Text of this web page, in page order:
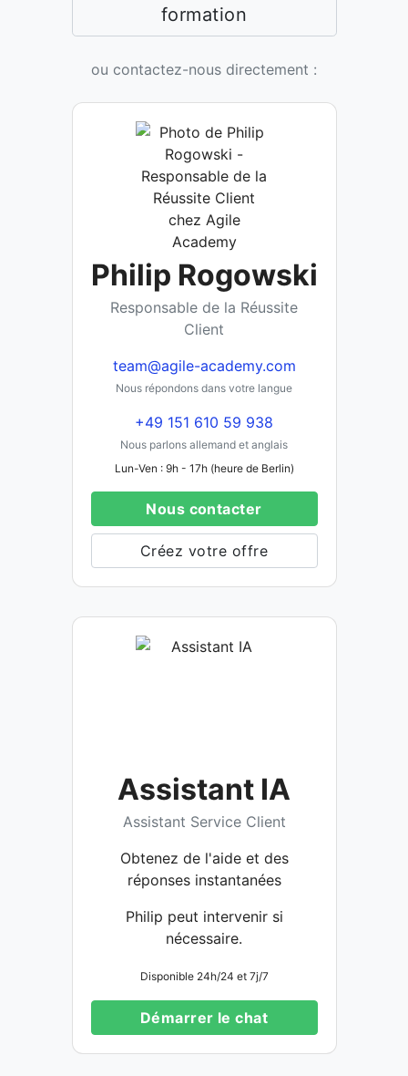
formation
ou contactez-nous directement :
Philip Rogowski
Responsable de la Réussite
Client
team@agile-academy.com
Nous répondons dans votre langue
+49 151 610 59 938
Nous parlons allemand et anglais
Lun-Ven : 9h - 17h (heure de Berlin)
Nous contacter
Créez votre offre
Assistant IA
Assistant Service Client
Obtenez de l'aide et des
réponses instantanées
Philip peut intervenir si
nécessaire.
Disponible 24h/24 et 7j/7
Démarrer le chat